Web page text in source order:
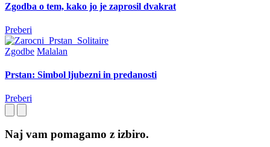
Zgodba o tem, kako jo je zaprosil dvakrat
Preberi
Zgodbe Malalan
Prstan: Simbol ljubezni in predanosti
Preberi
Naj vam pomagamo z izbiro.